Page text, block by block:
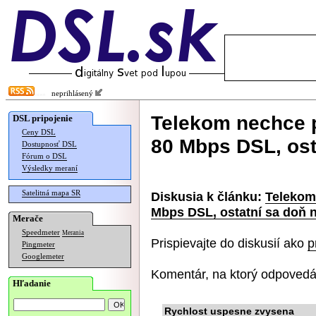
neprihlásený
DSL pripojenie
Ceny DSL
Dostupnosť DSL
Fórum o DSL
Výsledky meraní
Satelitná mapa SR
Merače
Speedmeter Merania
Pingmeter
Googlemeter
Hľadanie
Telekom
80 Mbps DSL,
Diskusia k článku:
Mbps DSL, ostatní sa doň
Prispievajte do diskusií ako
Komentár, na ktorý
Rychlost uspesne zvysena